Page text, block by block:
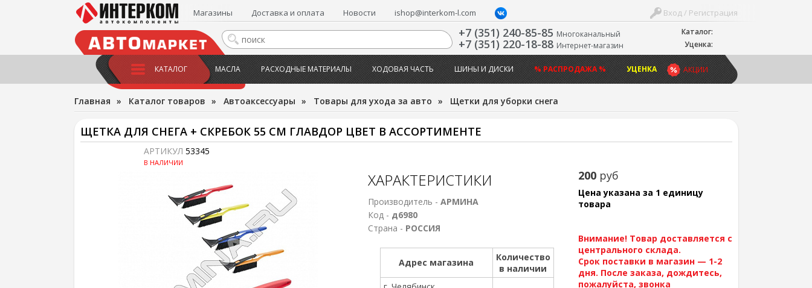
Каталог:
Уценка:
Вход / Регистрация
Магазины Доставка и оплата Новости ishop@interkom-l.com
+7 (351) 240-85-85 Многоканальный
+7 (351) 220-18-88 Интернет-магазин
АКЦИИ
КАТАЛОГ МАСЛА РАСХОДНЫЕ МАТЕРИАЛЫ ХОДОВАЯ ЧАСТЬ ШИНЫ И ДИСКИ % РАСПРОДАЖА % УЦЕНКА
Главная » Каталог товаров » Автоаксессуары » Товары для ухода за авто » Щетки для уборки снега
ЩЕТКА ДЛЯ СНЕГА + СКРЕБОК 55 СМ ГЛАВДОР ЦВЕТ В АССОРТИМЕНТЕ
АРТИКУЛ 53345
В НАЛИЧИИ
200 руб
Цена указана за 1 единицу
товара
Внимание! Товар доставляется с
центрального склада.
Срок поставки в магазин — 1-2
дня. После заказа, дождитесь,
пожалуйста, звонка
ХАРАКТЕРИСТИКИ
Производитель - АРМИНА
Код - д6980
Страна - РОССИЯ
Адрес магазина
Количество
в наличии